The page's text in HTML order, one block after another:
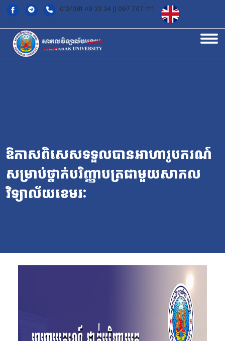
012/081 49 33 34 || 097 707 1111
ឱកាសពិសេសទទួលបានអាហារូបករណ៍
សម្រាប់ថ្នាក់បរិញ្ញាបត្រជាមួយសាកល
វិទ្យាល័យខេមរៈ